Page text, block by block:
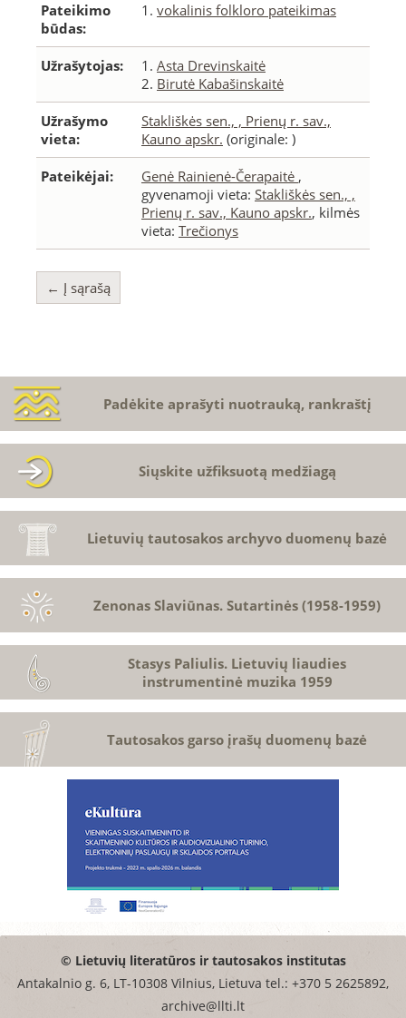
Pateikimo
būdas:
1. vokalinis folkloro pateikimas
Užrašytojas: 1. Asta Drevinskaitė
2. Birutė Kabašinskaitė
Užrašymo
vieta:
Stakliškės sen., , Prienų r. sav.,
Kauno apskr. (originale: )
Pateikėjai: Genė Rainienė-Čerapaitė ,
gyvenamoji vieta: Stakliškės sen., ,
Prienų r. sav., Kauno apskr., kilmės
vieta: Trečionys
← Į sąrašą
Padėkite aprašyti nuotrauką, rankraštį
Siųskite užfiksuotą medžiagą
Lietuvių tautosakos archyvo duomenų bazė
Zenonas Slaviūnas. Sutartinės (1958-1959)
Stasys Paliulis. Lietuvių liaudies
instrumentinė muzika 1959
Tautosakos garso įrašų duomenų bazė
© Lietuvių literatūros ir tautosakos institutas
Antakalnio g. 6, LT-10308 Vilnius, Lietuva tel.: +370 5 2625892,
archive@llti.lt